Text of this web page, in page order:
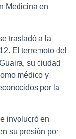
Medicina en
trasladó a la
El terremoto del
su ciudad
médico y
por la
involucró en
su presión por